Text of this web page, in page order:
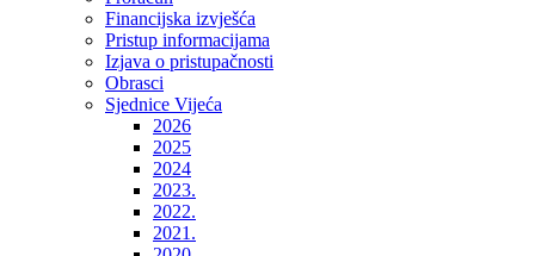
Financijska izvješća
Pristup informacijama
Izjava o pristupačnosti
Obrasci
Sjednice Vijeća
2026
2025
2024
2023.
2022.
2021.